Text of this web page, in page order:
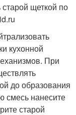
щеткой по
кухонной
При
до образования
смесь нанесите
старой